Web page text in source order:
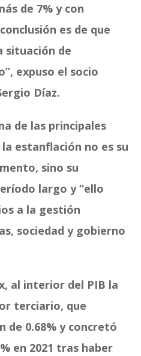
de 7% y con
es de que
situación de
expuso el socio
Díaz.
de las principales
estanflación no es su
sino su
largo y “ello
a la gestión
sociedad y gobierno
al interior del PIB la
terciario, que
de 0.68% y concretó
en 2021 tras haber